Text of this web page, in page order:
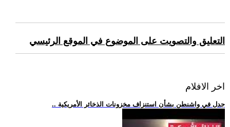
التعليق والتصويت على الموضوع في الموقع الرئيسي
اخر الافلام
.. جدل في واشنطن بشأن استنزاف مخزونات الذخائر الأمريكية